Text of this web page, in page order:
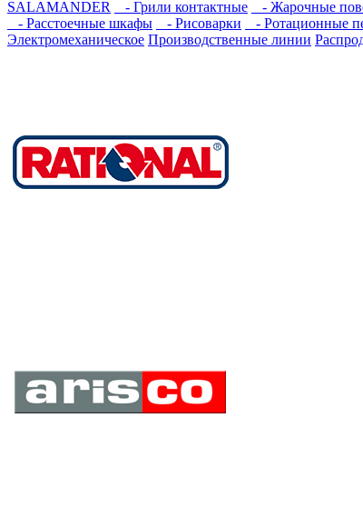
SALAMANDER
- Грили контактные - Жарочные
- Расстоечные шкафы
- Рисоварки - Ротационные
Электромеханическое Производственные линии